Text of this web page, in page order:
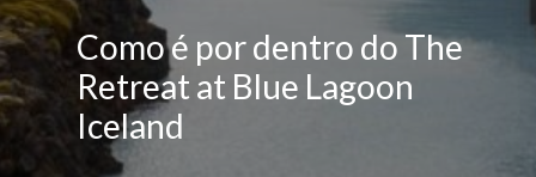
Como é por dentro do The
Retreat at Blue Lagoon
Iceland